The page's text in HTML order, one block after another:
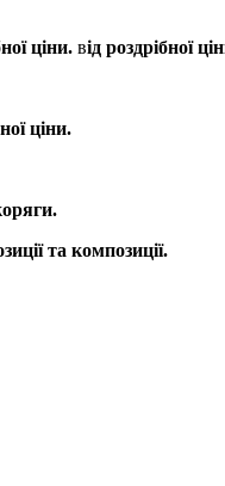
ціни. від роздрібної
ціни.
та композиції.